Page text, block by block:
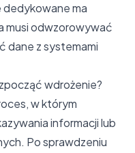
ma
musi odwzorowywać
dane z systemami
wdrożenie?
w którym
informacji lub
Po sprawdzeniu